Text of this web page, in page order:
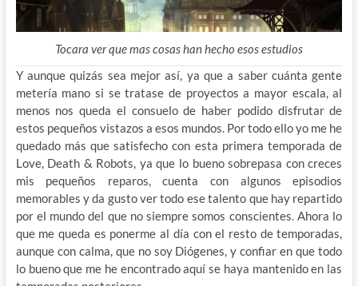
Tocara ver que mas cosas han hecho esos estudios
Y aunque quizás sea mejor así, ya que a saber cuánta gente
metería mano si se tratase de proyectos a mayor escala, al
menos nos queda el consuelo de haber podido disfrutar de
estos pequeños vistazos a esos mundos. Por todo ello yo me he
quedado más que satisfecho con esta primera temporada de
Love, Death & Robots, ya que lo bueno sobrepasa con creces
mis pequeños reparos, cuenta con algunos episodios
memorables y da gusto ver todo ese talento que hay repartido
por el mundo del que no siempre somos conscientes. Ahora lo
que me queda es ponerme al día con el resto de temporadas,
aunque con calma, que no soy Diógenes, y confiar en que todo
lo bueno que me he encontrado aquí se haya mantenido en las